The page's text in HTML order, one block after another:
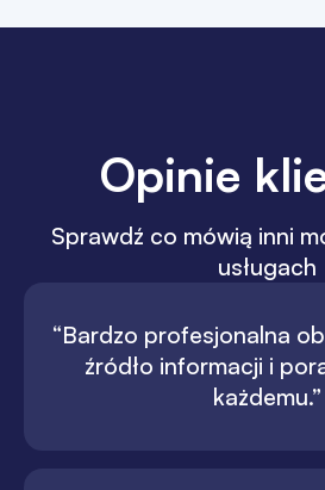
Opinie
Sprawdź co mówią inni
usługach
“Bardzo profesjonalna
źródło informacji i
każdemu.”